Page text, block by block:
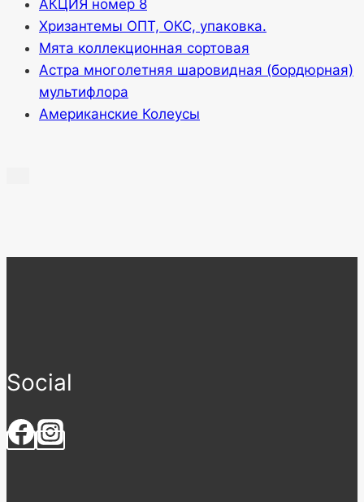
АКЦИЯ номер 8
Хризантемы ОПТ, ОКС, упаковка.
Мята коллекционная сортовая
Астра многолетняя шаровидная (бордюрная)
мультифлора
Американские Колеусы
Social